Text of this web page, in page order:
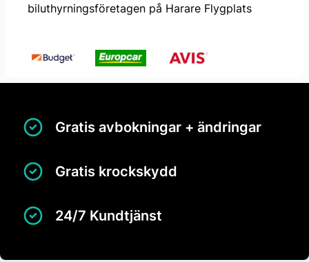
biluthyrningsföretagen på Harare Flygplats
Gratis avbokningar + ändringar
Gratis krockskydd
24/7 Kundtjänst